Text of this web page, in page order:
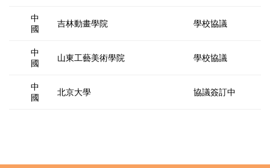
中
國
吉林動畫學院 學校協議
中
國
山東工藝美術學院 學校協議
中
國
北京大學 協議簽訂中